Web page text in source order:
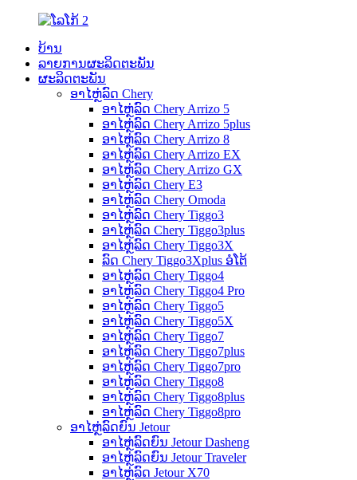
ບ້ານ
ລາຍການຜະລິດຕະພັນ
ຜະລິດຕະພັນ
ອາໄຫຼ່ລົດ Chery
ອາໄຫຼ່ລົດ Chery Arrizo 5
ອາໄຫຼ່ລົດ Chery Arrizo 5plus
ອາໄຫຼ່ລົດ Chery Arrizo 8
ອາໄຫຼ່ລົດ Chery Arrizo EX
ອາໄຫຼ່ລົດ Chery Arrizo GX
ອາໄຫຼ່ລົດ Chery E3
ອາໄຫຼ່ລົດ Chery Omoda
ອາໄຫຼ່ລົດ Chery Tiggo3
ອາໄຫຼ່ລົດ Chery Tiggo3plus
ອາໄຫຼ່ລົດ Chery Tiggo3X
ລົດ Chery Tiggo3Xplus ອໍໂຕ້
ອາໄຫຼ່ລົດ Chery Tiggo4
ອາໄຫຼ່ລົດ Chery Tiggo4 Pro
ອາໄຫຼ່ລົດ Chery Tiggo5
ອາໄຫຼ່ລົດ Chery Tiggo5X
ອາໄຫຼ່ລົດ Chery Tiggo7
ອາໄຫຼ່ລົດ Chery Tiggo7plus
ອາໄຫຼ່ລົດ Chery Tiggo7pro
ອາໄຫຼ່ລົດ Chery Tiggo8
ອາໄຫຼ່ລົດ Chery Tiggo8plus
ອາໄຫຼ່ລົດ Chery Tiggo8pro
ອາໄຫຼ່ລົດຍົນ Jetour
ອາໄຫຼ່ລົດຍົນ Jetour Dasheng
ອາໄຫຼ່ລົດຍົນ Jetour Traveler
ອາໄຫຼ່ລົດ Jetour X70